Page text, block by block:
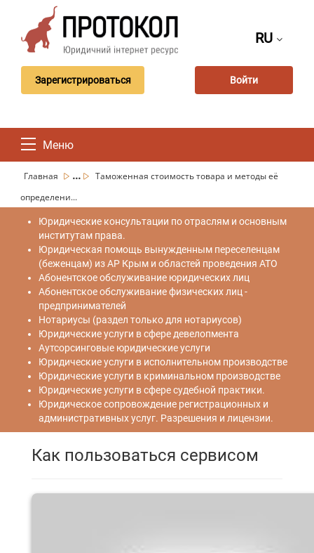
RU
Зарегистрироваться Войти
Меню
Главная ...
Таможенная стоимость товара и методы её
определени...
Юридические консультации по отраслям и основным
институтам права.
Юридическая помощь вынужденным переселенцам
(беженцам) из АР Крым и областей проведения АТО
Абонентское обслуживание юридических лиц
Абонентское обслуживание физических лиц -
предпринимателей
Нотариусы (раздел только для нотариусов)
Юридические услуги в сфере девелопмента
Аутсорсинговые юридические услуги
Юридические услуги в исполнительном производстве
Юридические услуги в криминальном производстве
Юридические услуги в сфере судебной практики.
Юридическое сопровождение регистрационных и
административных услуг. Разрешения и лицензии.
Как пользоваться сервисом